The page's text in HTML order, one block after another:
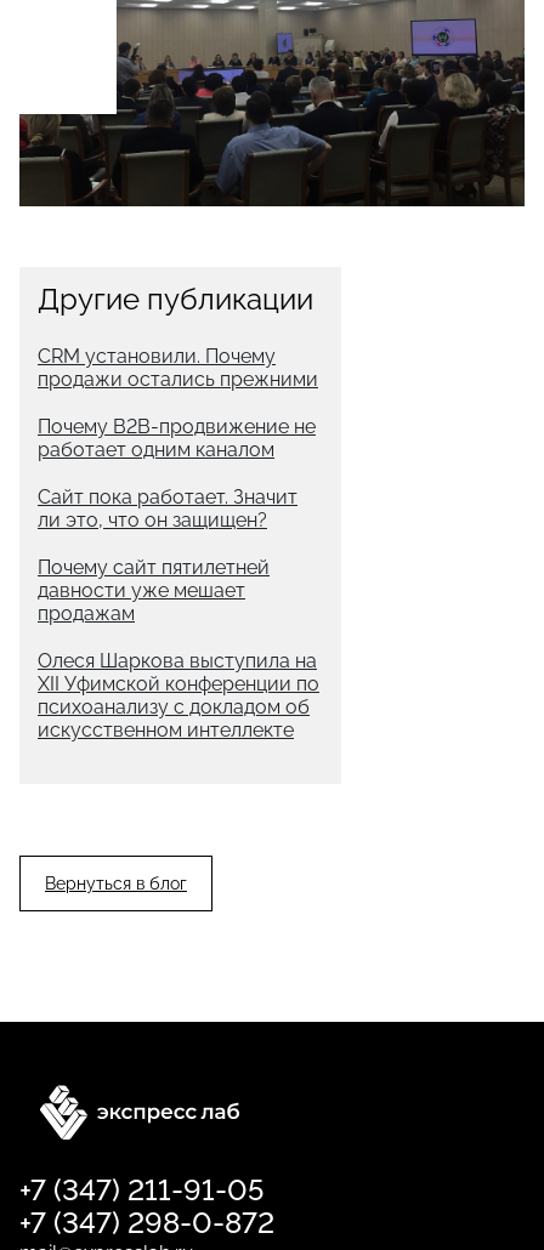
Другие публикации
CRM установили. Почему
продажи остались прежними
Почему B2B-продвижение не
работает одним каналом
Сайт пока работает. Значит
ли это, что он защищен?
Почему сайт пятилетней
давности уже мешает
продажам
Олеся Шаркова выступила на
XII Уфимской конференции по
психоанализу с докладом об
искусственном интеллекте
Вернуться в блог
+7 (347) 211-91-05
+7 (347) 298-0-872